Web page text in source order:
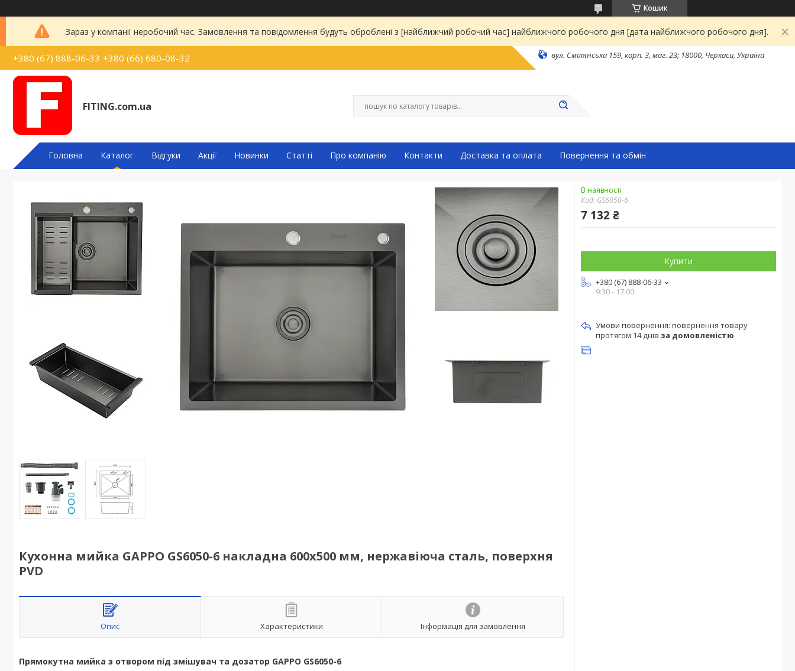
Кошик
Зараз у компанії неробочий час. Замовлення та повідомлення будуть оброблені з [найближчий робочий час] найближчого робочого дня [дата найближчого робочого дня].
+380 (67) 888-06-33 +380 (66) 680-08-32 вул. Смілянська 159, корп. 3, маг. 23; 18000, Черкаси, Україна
FITING.com.ua
Головна Каталог Відгуки Акції Новинки Статті Про компанію Контакти Доставка та оплата Повернення та обмін
Кухонна мийка GAPPO GS6050-6 накладна 600x500 мм, нержавіюча сталь, поверхня
PVD
Опис Характеристики Інформація для замовлення
Прямокутна мийка з отвором під змішувач та дозатор GAPPO GS6050-6
В наявності
Код: GS6050-6
7 132 ₴
Купити
+380 (67) 888-06-33
9:30 - 17:00
повернення товару
протягом 14 днів за домовленістю